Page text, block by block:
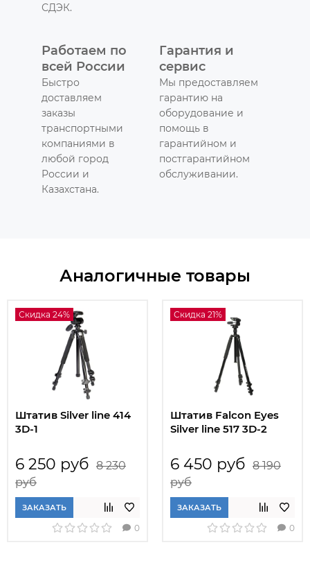
СДЭК.
Работаем по
всей России
Быстро
доставляем
заказы
транспортными
компаниями в
любой город
России и
Казахстана.
Гарантия и
сервис
Мы предоставляем
гарантию на
оборудование и
помощь в
гарантийном и
постгарантийном
обслуживании.
Аналогичные товары
Скидка 24%
Штатив Silver line 414
3D-1
6 250 руб 8 230
руб
ЗАКАЗАТЬ
0
Скидка 21%
Штатив Falcon Eyes
Silver line 517 3D-2
6 450 руб 8 190
руб
ЗАКАЗАТЬ
0